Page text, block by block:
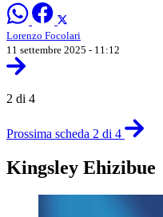
Lorenzo Focolari
11 settembre 2025 - 11:12
2 di 4
Prossima scheda 2 di 4
Kingsley Ehizibue